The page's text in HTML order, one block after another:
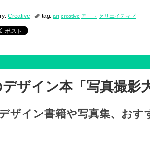
Creative tag: art creative アート クリエイティブ
ザイン本「写真撮影
ザイン書籍や写真集、おす